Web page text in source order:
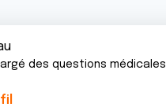
des questions médicales